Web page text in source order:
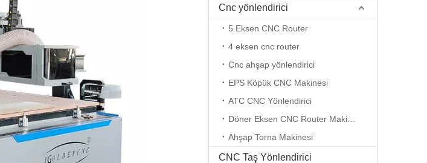
Cnc yönlendirici
5 Eksen CNC Router
4 eksen cnc router
Cnc ahşap yönlendirici
EPS Köpük CNC Makinesi
ATC CNC Yönlendirici
Ahşap Torna Makinesi
CNC Taş Yönlendirici